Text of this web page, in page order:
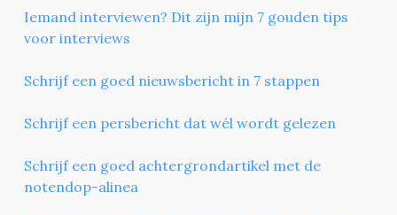
Iemand interviewen? Dit zijn mijn 7 gouden tips
voor interviews
Schrijf een goed nieuwsbericht in 7 stappen
Schrijf een persbericht dat wél wordt gelezen
Schrijf een goed achtergrondartikel met de
notendop-alinea